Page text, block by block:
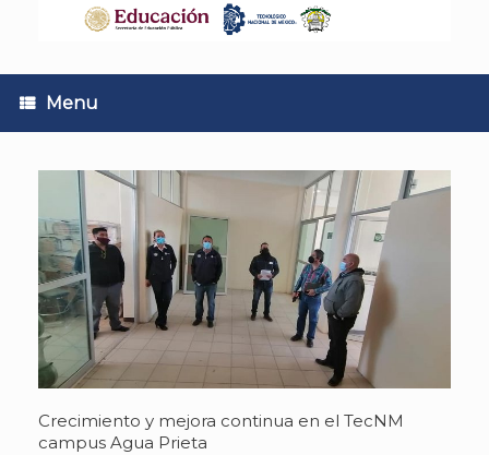
Menu
Crecimiento y mejora continua en el TecNM
campus Agua Prieta